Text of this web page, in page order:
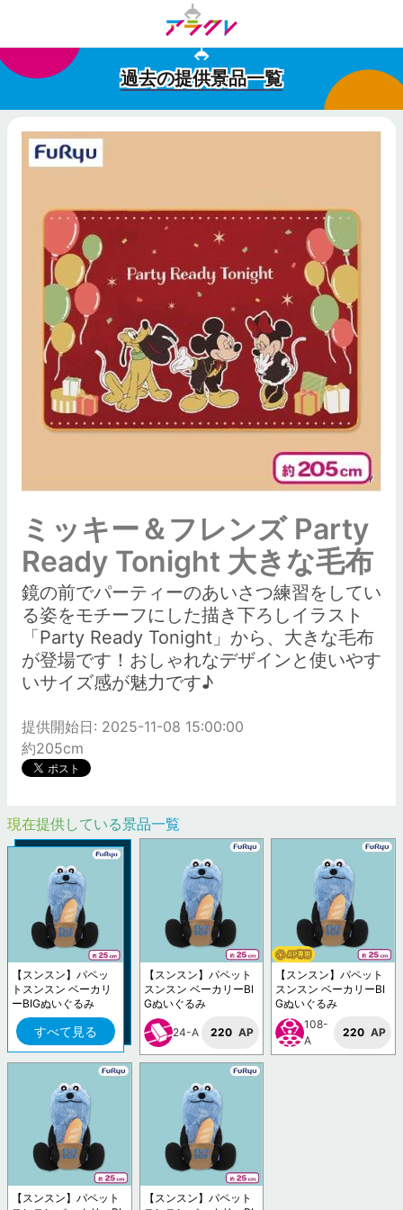
過去の提供景品一覧
ミッキー＆フレンズ Party
Ready Tonight 大きな毛布
鏡の前でパーティーのあいさつ練習をしてい
る姿をモチーフにした描き下ろしイラスト
「Party Ready Tonight」から、大きな毛布
が登場です！おしゃれなデザインと使いやす
いサイズ感が魅力です♪
提供開始日: 2025-11-08 15:00:00
約205cm
現在提供している景品一覧
【スンスン】パペッ
トスンスン ベーカリ
ーBIGぬいぐるみ
すべて見る
【スンスン】パペット
スンスン ベーカリーBI
Gぬいぐるみ
24-A 220 AP
【スンスン】パペット
スンスン ベーカリーBI
Gぬいぐるみ
108-
A
220 AP
【スンスン】パペット
【スンスン】パペット